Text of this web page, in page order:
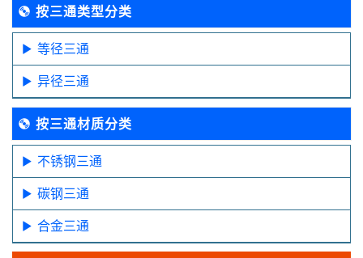
按三通类型分类
等径三通
异径三通
按三通材质分类
不锈钢三通
碳钢三通
合金三通